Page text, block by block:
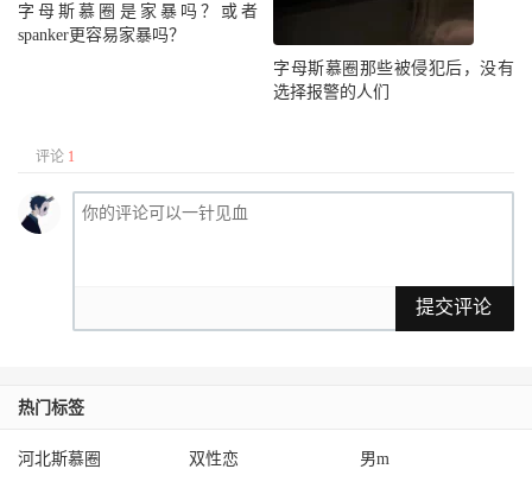
字母斯慕圈是家暴吗？或者
spanker更容易家暴吗？
字母斯慕圈那些被侵犯后，没有
选择报警的人们
评论 1
提交评论
热门标签
河北斯慕圈 双性恋 男m